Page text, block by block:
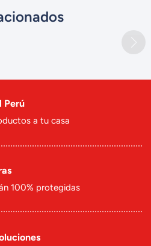
Perú
a tu casa
100% protegidas